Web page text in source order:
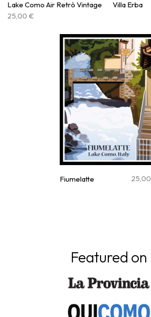
Lake Como Air Retrò Vintage
25,00 €
Villa Erba
Fiumelatte 25,00
Featured on